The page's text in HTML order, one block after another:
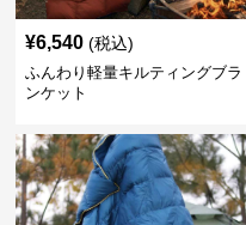
¥6,540 (税込)
ふんわり軽量キルティングブラ
ンケット